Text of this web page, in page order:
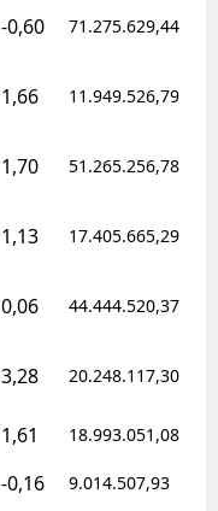
-0,60 71.275.629,44
1,66 11.949.526,79
1,70 51.265.256,78
1,13 17.405.665,29
0,06 44.444.520,37
3,28 20.248.117,30
1,61 18.993.051,08
-0,16 9.014.507,93